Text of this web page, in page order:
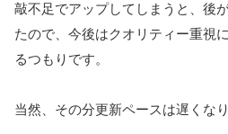
敲不足でアップしてしまうと、後
たので、今後はクオリティー重視
るつもりです。
当然、その分更新ペースは遅くなり